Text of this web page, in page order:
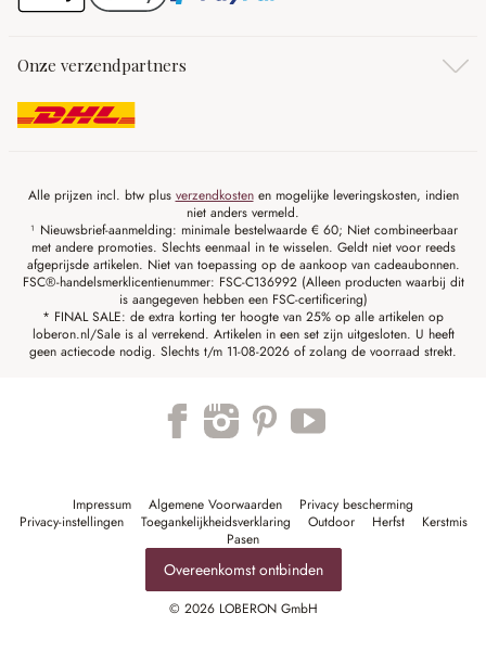
Onze verzendpartners
Alle prijzen incl. btw plus verzendkostenen mogelijke leveringskosten, indien
niet anders vermeld.
¹ Nieuwsbrief-aanmelding: minimale bestelwaarde € 60; Niet combineerbaar
met andere promoties. Slechts eenmaal in te wisselen. Geldt niet voor reeds
afgeprijsde artikelen. Niet van toepassing op de aankoop van cadeaubonnen.
FSC®-handelsmerklicentienummer: FSC-C136992 (Alleen producten waarbij dit
is aangegeven hebben een FSC-certificering)
* FINAL SALE: de extra korting ter hoogte van 25% op alle artikelen op
loberon.nl/Sale is al verrekend. Artikelen in een set zijn uitgesloten. U heeft
geen actiecode nodig. Slechts t/m 11-08-2026 of zolang de voorraad strekt.
Impressum Algemene Voorwaarden
Privacy bescherming
Privacy-instellingen
Toegankelijkheidsverklaring Outdoor Herfst
Kerstmis
Pasen
Overeenkomst ontbinden
© 2026 LOBERON GmbH